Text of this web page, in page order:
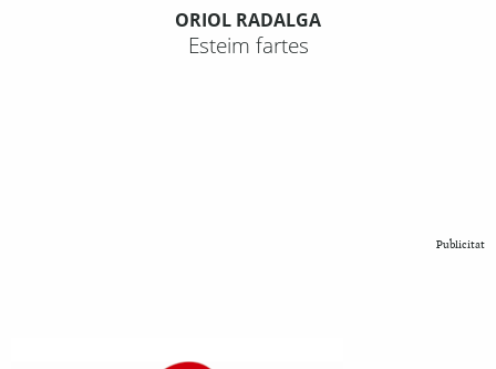
ORIOL RADALGA
Esteim fartes
Publicitat